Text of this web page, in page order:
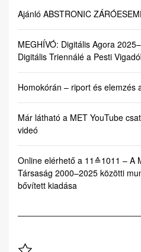
Ajánló ABSTRONIC
MEGHÍVÓ: Digitális Agora
Digitális Triennálé a Pesti
Homokórán – riport és elemzés
Már látható a MET YouTube
videó
Online elérhető a 11≙1011 – A
Társaság 2000–2025 közötti
bővített kiadása